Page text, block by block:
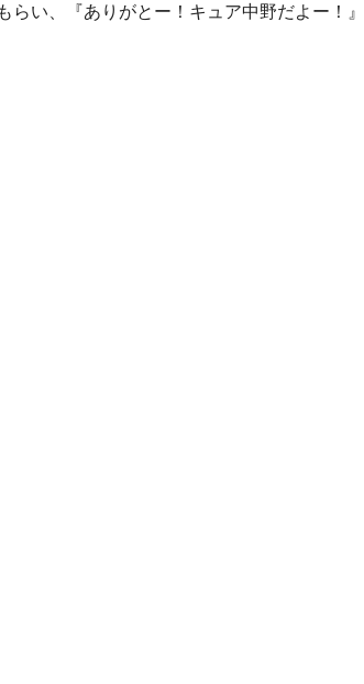
い、『ありがとー！キュア中野だよー！』